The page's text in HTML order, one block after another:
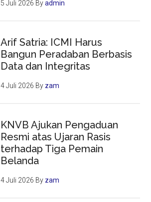
5 Juli 2026 Byadmin
Arif Satria: ICMI Harus
Bangun Peradaban Berbasis
Data dan Integritas
4 Juli 2026 By zam
KNVB Ajukan Pengaduan
Resmi atas Ujaran Rasis
terhadap Tiga Pemain
Belanda
4 Juli 2026 By zam